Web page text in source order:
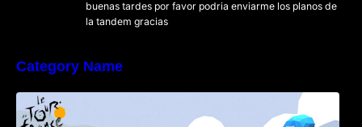
buenas tardes por favor podria enviarme los planos de
la tandem gracias
Category Name